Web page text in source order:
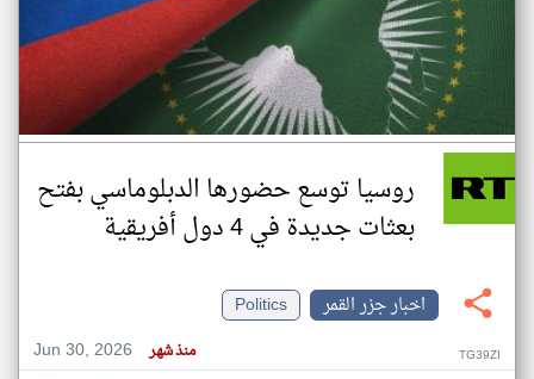
روسيا توسع حضورها الدبلوماسي بفتح
بعثات جديدة في 4 دول أفريقية
اخبار جزر القمر
Politics
Jun 30, 2026
منذ شهر TG39ZI